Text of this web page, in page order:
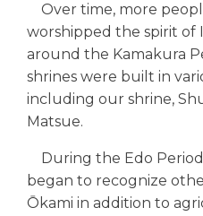
Over time, more
worshipped the spirit of
around the Kamakura
shrines were built in
including our shrine,
Matsue.
During the Edo Period
began to recognize
Ōkami in addition to